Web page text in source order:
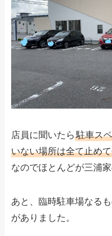
店員に聞いたら駐車ス
いない場所は全て止め
なのでほとんどが三浦
あと、臨時駐車場なる
がありました。